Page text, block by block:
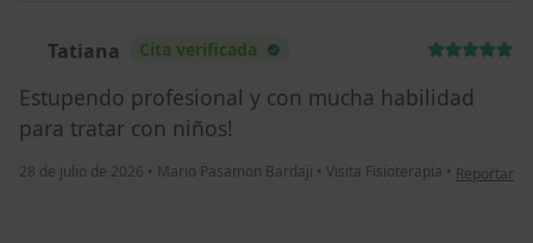
Tatiana Cita verificada
Estupendo profesional y con mucha habilidad
para tratar con niños!
28 de julio de 2026 • Mario Pasamon Bardaji • Visita Fisioterapia • en opinión
Reportar